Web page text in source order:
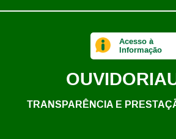
Acesso à
Informação
OUVIDORIA
TRANSPARÊNCIA E